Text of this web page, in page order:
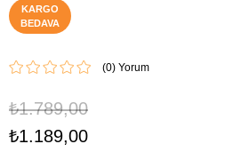
KARGO
BEDAVA
(0)
₺1.789,00
₺1.189,00